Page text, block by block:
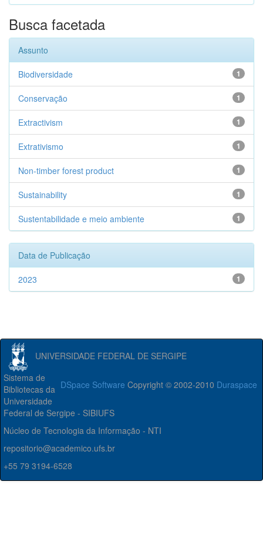
Busca facetada
Assunto
1
Biodiversidade
1
Conservação
1
Extractivism
1
Extrativismo
1
Non-timber forest product
1
Sustainability
1
Sustentabilidade e meio ambiente
Data de Publicação
1
2023
UNIVERSIDADE FEDERAL DE SERGIPE
DSpace Software Copyright © 2002-2010 Duraspace
Sistema de
Bibliotecas da
Universidade
Federal de Sergipe - SIBIUFS
Núcleo de Tecnologia da Informação - NTI
repositorio@academico.ufs.br
+55 79 3194-6528